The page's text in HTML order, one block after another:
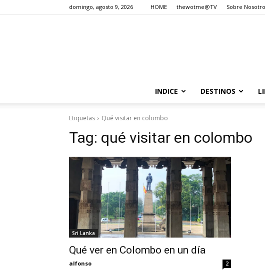
domingo, agosto 9, 2026 HOME thewotme@TV Sobre
INDICE DESTINOS
Etiquetas Qué visitar en colombo
Tag: qué visitar en colombo
Sri Lanka
Qué ver en Colombo en un día
alfonso 2